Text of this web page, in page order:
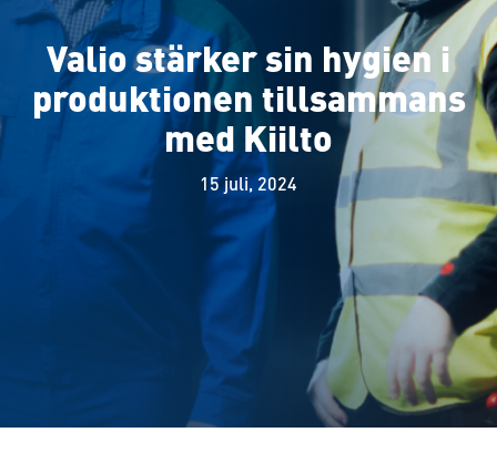
Valio stärker sin hygien i
produktionen tillsammans
med Kiilto
15 juli, 2024